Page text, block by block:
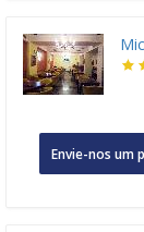
Envie-nos um